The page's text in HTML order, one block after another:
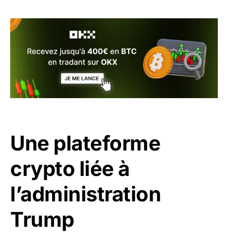
Une plateforme
crypto liée à
l’administration
Trump